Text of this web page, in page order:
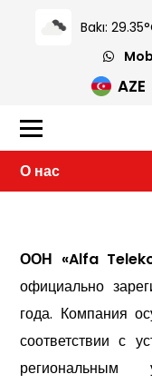
Bakı:
AZE
О нас
ООН «Alfa
официально
года. Компания
соответствии с
региональным